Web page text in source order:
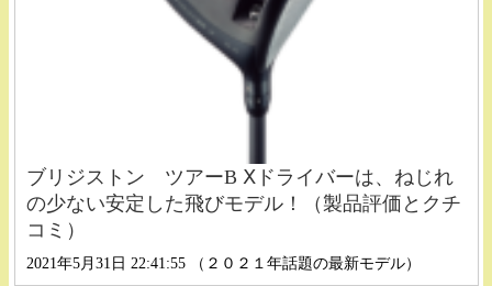
ブリジストン ツアーB Ⅹドライバーは、ねじれ
の少ない安定した飛びモデル！（製品評価とクチ
コミ）
2021年5月31日 22:41:55 （２０２１年話題の最新モデル）